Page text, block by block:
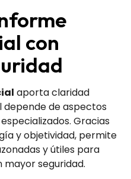
con
aporta claridad
depende de aspectos
Gracias
y objetividad, permite
y útiles para
seguridad.